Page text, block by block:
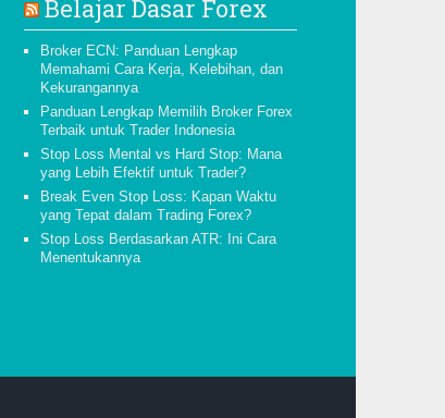
Belajar Dasar Forex
Broker ECN: Panduan Lengkap
Memahami Cara Kerja, Kelebihan, dan
Kekurangannya
Panduan Lengkap Memilih Broker Forex
Terbaik untuk Trader Indonesia
Stop Loss Mental vs Hard Stop: Mana
yang Lebih Efektif untuk Trader?
Break Even Stop Loss: Kapan Waktu
yang Tepat dalam Trading Forex?
Stop Loss Berdasarkan ATR: Ini Cara
Menentukannya